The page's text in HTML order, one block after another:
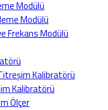
Modülü
Modülü
Frekans Modülü
Kalibratörü
Kalibratörü
Ölçer